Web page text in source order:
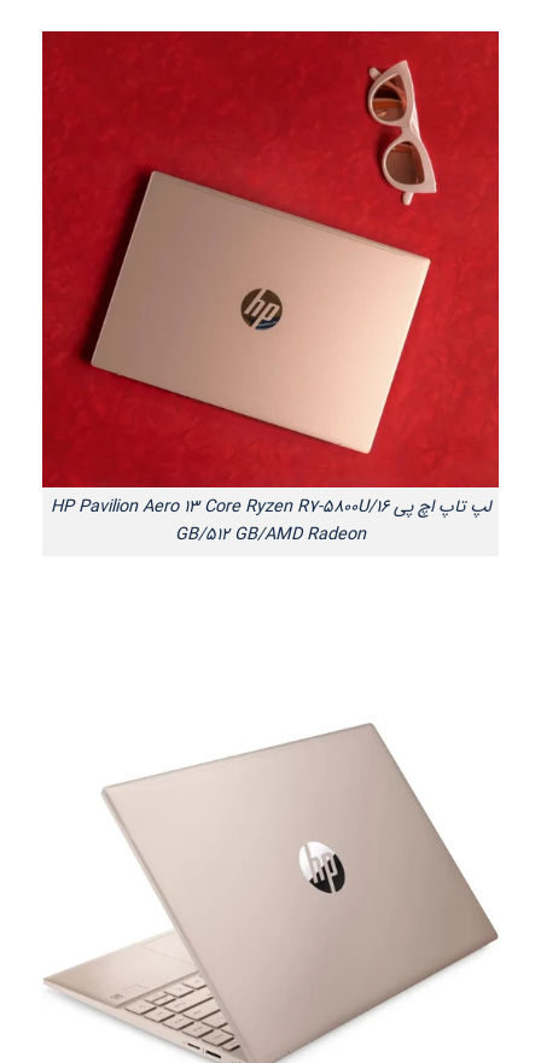
لپ تاپ اچ پی HP Pavilion Aero 13 Core Ryzen R7-5800U/16
GB/512 GB/AMD Radeon